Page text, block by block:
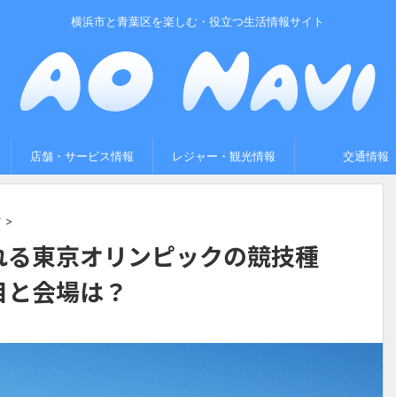
横浜市と青葉区を楽しむ・役立つ生活情報サイト
店舗・サービス情報 レジャー・観光情報 交通情報
>
東京オリンピックの競技種
と会場は？